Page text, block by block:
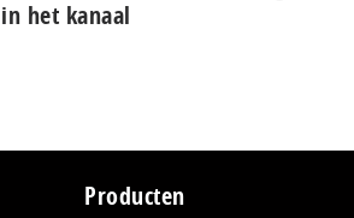
in het kanaal
Producten